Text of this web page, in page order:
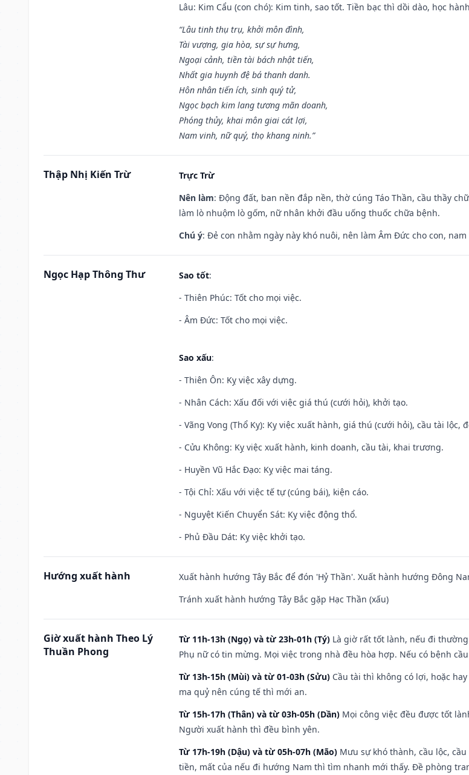
Lâu: Kim Cẩu (con chó): Kim tinh, sao tốt. Tiền bạc thì dồi dào, học
“Lâu tinh thụ trụ, khởi môn đình,
Tài vượng, gia hòa, sự sự hưng,
Ngoại cảnh, tiền tài bách nhật tiến,
Nhất gia huynh đệ bá thanh danh.
Hôn nhân tiến ích, sinh quý tử,
Ngọc bạch kim lang tương mãn doanh,
Phóng thủy, khai môn giai cát lợi,
Nam vinh, nữ quý, thọ khang ninh.”
Thập Nhị Kiến Trừ
Trực Trừ
Nên làm: Động đất, ban nền đắp nền, thờ cúng Táo Thần, cầu thầy
làm lò nhuộm lò gốm, nữ nhân khởi đầu uống thuốc chữa bệnh.
Chú ý: Đẻ con nhằm ngày này khó nuôi, nên làm Âm Đức cho con,
Ngọc Hạp Thông Thư Sao tốt:
- Thiên Phúc: Tốt cho mọi việc.
- Âm Đức: Tốt cho mọi việc.
Sao xấu:
- Thiên Ôn: Kỵ việc xây dựng.
- Nhân Cách: Xấu đối với việc giá thú (cưới hỏi), khởi tạo.
- Vãng Vong (Thổ Kỵ): Kỵ việc xuất hành, giá thú (cưới hỏi), cầu tài lộc,
- Cửu Không: Kỵ việc xuất hành, kinh doanh, cầu tài, khai trương.
- Huyền Vũ Hắc Đạo: Kỵ việc mai táng.
- Tội Chỉ: Xấu với việc tế tự (cúng bái), kiện cáo.
- Nguyệt Kiến Chuyển Sát: Kỵ việc động thổ.
- Phủ Đầu Dát: Kỵ việc khởi tạo.
Hướng xuất hành
Xuất hành hướng Tây Bắc để đón 'Hỷ Thần'. Xuất hành hướng Đông
Tránh xuất hành hướng Tây Bắc gặp Hạc Thần (xấu)
Giờ xuất hành Theo Lý
Thuần Phong
Từ 11h-13h (Ngọ) và từ 23h-01h (Tý) Là giờ rất tốt lành, nếu đi
Phụ nữ có tin mừng. Mọi việc trong nhà đều hòa hợp. Nếu có bệnh
Từ 13h-15h (Mùi) và từ 01-03h (Sửu) Cầu tài thì không có lợi, hoặc
ma quỷ nên cúng tế thì mới an.
Từ 15h-17h (Thân) và từ 03h-05h (Dần) Mọi công việc đều được tốt
Người xuất hành thì đều bình yên.
Từ 17h-19h (Dậu) và từ 05h-07h (Mão) Mưu sự khó thành, cầu lộc,
tiền, mất của nếu đi hướng Nam thì tìm nhanh mới thấy. Đề phòng